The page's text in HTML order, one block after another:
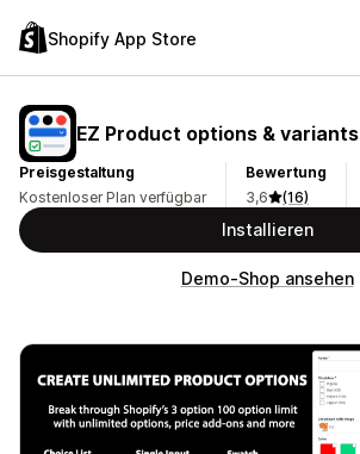
Shopify App Store
EZ Product options & variants
Preisgestaltung
Kostenloser Plan verfügbar
Bewertung
3,6
(16)
Installieren
Demo-Shop ansehen